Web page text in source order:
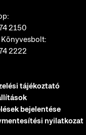
2150
2222
tájékoztató
bejelentése
nyilatkozat